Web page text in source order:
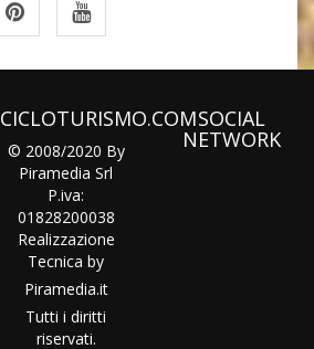
CICLOTURISMO.COM
© 2008/2020 By
Piramedia Srl
P.iva:
01828200038
Realizzazione
Tecnica by
Piramedia.it
Tutti i diritti
riservati.
SOCIAL
NETWORK